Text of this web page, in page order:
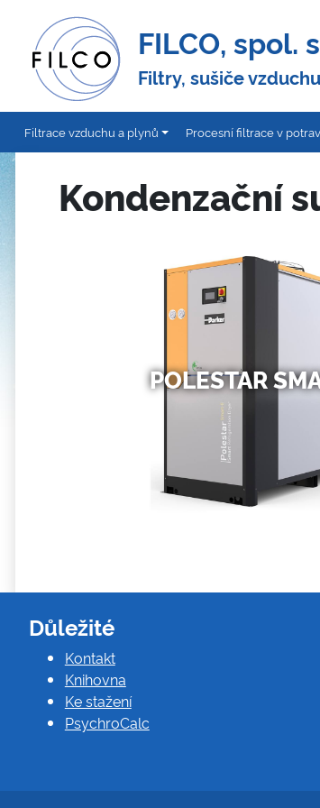
FILCO, spol.
Filtry, sušiče
Filtrace vzduchu a plynů Procesní filtrace v
Kondenzační
POLESTAR
Důležité
Kontakt
Knihovna
Ke stažení
PsychroCalc